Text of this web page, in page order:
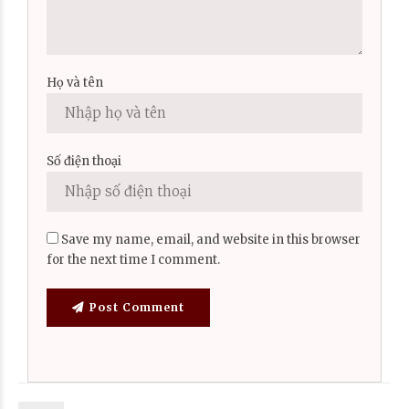
Họ và tên
Số điện thoại
Save my name, email, and website in this browser
for the next time I comment.
Post Comment